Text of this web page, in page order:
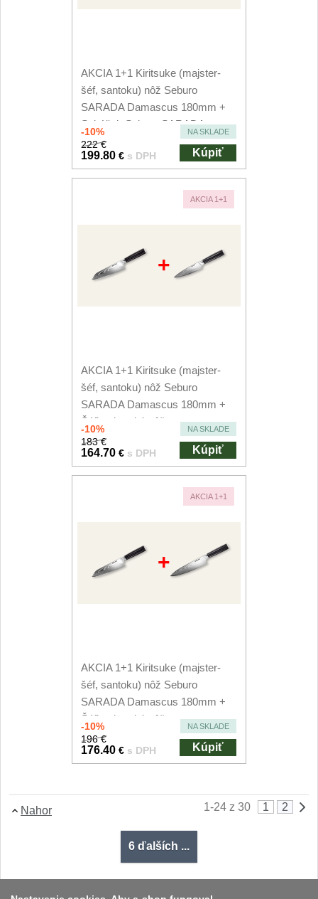
AKCIA 1+1 Kiritsuke (majster-
šéf, santoku) nôž Seburo
SARADA Damascus 180mm +
Sekáček Seburo SARADA...
-10% NA SKLADE
222 €
199.80 € s DPH Kúpiť
AKCIA 1+1
+
AKCIA 1+1 Kiritsuke (majster-
šéf, santoku) nôž Seburo
SARADA Damascus 180mm +
Šéfkucharský nôž...
-10% NA SKLADE
183 €
164.70 € s DPH Kúpiť
AKCIA 1+1
+
AKCIA 1+1 Kiritsuke (majster-
šéf, santoku) nôž Seburo
SARADA Damascus 180mm +
Šéfkucharský nôž...
-10% NA SKLADE
196 €
176.40 € s DPH Kúpiť
Nahor 1-24 z 30 1 2
6 ďalších ...